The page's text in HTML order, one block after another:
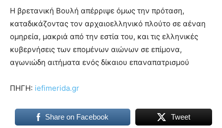
Η βρετανική Βουλή απέρριψε όμως την πρόταση,
καταδικάζοντας τον αρχαιοελληνικό πλούτο σε αέναη
ομηρεία, μακριά από την εστία του, και τις ελληνικές
κυβερνήσεις των επομένων αιώνων σε επίμονα,
αγωνιώδη αιτήματα ενός δίκαιου επαναπατρισμού
ΠΗΓΗ: iefimerida.gr
Share on Facebook Tweet